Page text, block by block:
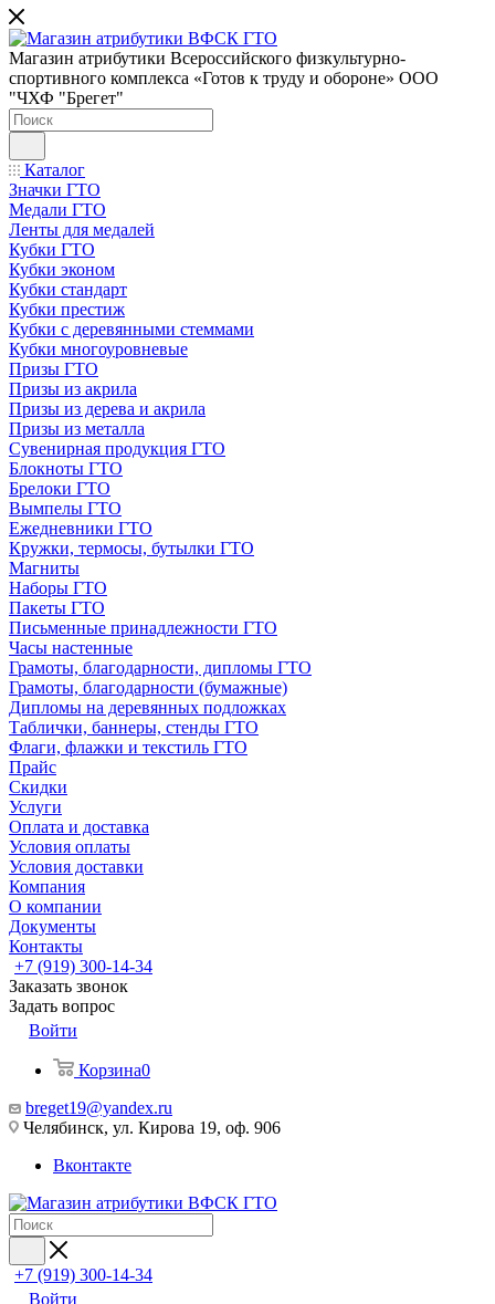
Магазин атрибутики Всероссийского физкультурно-
спортивного комплекса «Готов к труду и обороне» ООО
"ЧХФ "Брегет"
Каталог
Значки ГТО
Медали ГТО
Ленты для медалей
Кубки ГТО
Кубки эконом
Кубки стандарт
Кубки престиж
Кубки с деревянными стеммами
Кубки многоуровневые
Призы ГТО
Призы из акрила
Призы из дерева и акрила
Призы из металла
Сувенирная продукция ГТО
Блокноты ГТО
Брелоки ГТО
Вымпелы ГТО
Ежедневники ГТО
Кружки, термосы, бутылки ГТО
Магниты
Наборы ГТО
Пакеты ГТО
Письменные принадлежности ГТО
Часы настенные
Грамоты, благодарности, дипломы ГТО
Грамоты, благодарности (бумажные)
Дипломы на деревянных подложках
Таблички, баннеры, стенды ГТО
Флаги, флажки и текстиль ГТО
Прайс
Скидки
Услуги
Оплата и доставка
Условия оплаты
Условия доставки
Компания
О компании
Документы
Контакты
+7 (919) 300-14-34
Заказать звонок
Задать вопрос
Войти
Корзина0
breget19@yandex.ru
Челябинск, ул. Кирова 19, оф. 906
Вконтакте
+7 (919) 300-14-34
Войти